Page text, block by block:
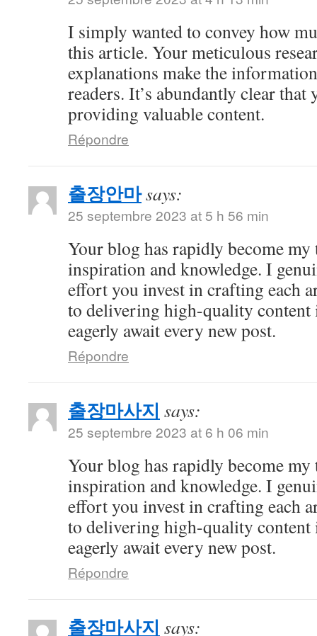
I simply wanted to convey how
this article. Your meticulous
explanations make the
readers. It’s abundantly clear that
providing valuable content.
Répondre
출장안마says:
25 septembre 2023 at 5 h 56 min
Your blog has rapidly become
inspiration and knowledge. I
effort you invest in crafting each
to delivering high-quality content
eagerly await every new post.
Répondre
출장마사지 says:
25 septembre 2023 at 6 h 06 min
Your blog has rapidly become
inspiration and knowledge. I
effort you invest in crafting each
to delivering high-quality content
eagerly await every new post.
Répondre
출장마사지 says: